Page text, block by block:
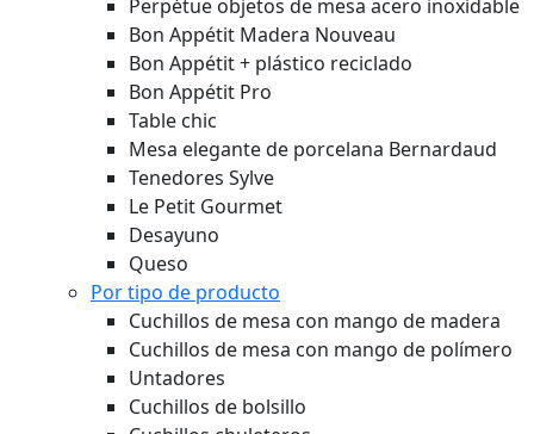
Perpétue objetos de mesa acero inoxidable
Bon Appétit Madera Nouveau
Bon Appétit + plástico reciclado
Bon Appétit Pro
Table chic
Mesa elegante de porcelana Bernardaud
Tenedores Sylve
Le Petit Gourmet
Desayuno
Queso
Por tipo de producto
Cuchillos de mesa con mango de madera
Cuchillos de mesa con mango de polímero
Untadores
Cuchillos de bolsillo